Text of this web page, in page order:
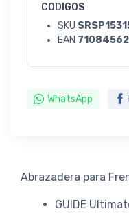
CODIGOS
SKU
EAN
WhatsApp
Abrazadera para
GUIDE